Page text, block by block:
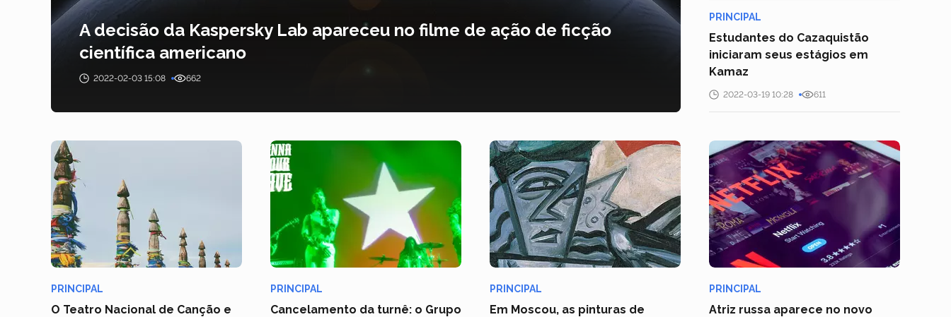
A decisão da Kaspersky Lab apareceu no filme de ação de ficção
científica americano
2022-02-03 15:08 662
PRINCIPAL
Estudantes do Cazaquistão
iniciaram seus estágios em
Kamaz
2022-03-19 10:28 611
PRINCIPAL
O Teatro Nacional de Canção e
PRINCIPAL
Cancelamento da turnê: o Grupo
PRINCIPAL
Em Moscou, as pinturas de
PRINCIPAL
Atriz russa aparece no novo